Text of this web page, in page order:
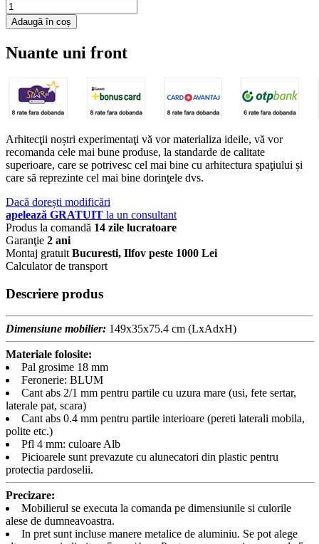
Adaugă în coș
Nuante uni front
Arhitecţii noștri experimentaţi vă vor materializa ideile, vă vor
recomanda cele mai bune produse, la standarde de calitate
superioare, care se potrivesc cel mai bine cu arhitectura spaţiului și
care să reprezinte cel mai bine dorinţele dvs.
Dacă dorești modificări
apelează GRATUIT la un consultant
Produs la comandă 14 zile lucratoare
Garanţie 2 ani
Montaj gratuit Bucuresti, Ilfov peste 1000 Lei
Calculator de transport
Descriere produs
Dimensiune mobilier: 149x35x75.4 cm (LxAdxH)
Materiale folosite:
Pal grosime 18 mm
Feronerie: BLUM
Cant abs 2/1 mm pentru partile cu uzura mare (usi, fete sertar,
laterale pat, scara)
Cant abs 0.4 mm pentru partile interioare (pereti laterali mobila,
polite etc.)
Pfl 4 mm: culoare Alb
Picioarele sunt prevazute cu alunecatori din plastic pentru
protectia pardoselii.
Precizare:
Mobilierul se executa la comanda pe dimensiunile si culorile
alese de dumneavoastra.
In pret sunt incluse manere metalice de aluminiu. Se pot alege